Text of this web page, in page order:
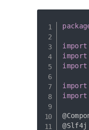
import
import
import
import
import
@Slf4j